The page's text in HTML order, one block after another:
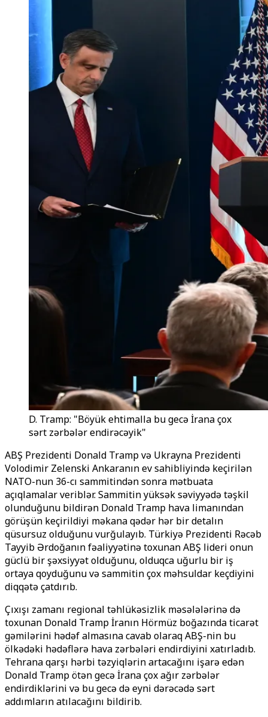
D. Tramp: "Böyük ehtimalla bu gecə İrana çox
sərt zərbələr endirəcəyik"
ABŞ Prezidenti Donald Tramp və Ukrayna Prezidenti
Volodimir Zelenski Ankaranın ev sahibliyində keçirilən
NATO-nun 36-cı sammitindən sonra mətbuata
açıqlamalar veriblər. Sammitin yüksək səviyyədə təşkil
olunduğunu bildirən Donald Tramp hava limanından
görüşün keçirildiyi məkana qədər hər bir detalın
qüsursuz olduğunu vurğulayıb. Türkiyə Prezidenti Rəcəb
Tayyib Ərdoğanın fəaliyyətinə toxunan ABŞ lideri onun
güclü bir şəxsiyyət olduğunu, olduqca uğurlu bir iş
ortaya qoyduğunu və sammitin çox məhsuldar keçdiyini
diqqətə çatdırıb.
Çıxışı zamanı regional təhlükəsizlik məsələlərinə də
toxunan Donald Tramp İranın Hörmüz boğazında ticarət
gəmilərini hədəf almasına cavab olaraq ABŞ-nin bu
ölkədəki hədəflərə hava zərbələri endirdiyini xatırladıb.
Tehrana qarşı hərbi təzyiqlərin artacağını işarə edən
Donald Tramp ötən gecə İrana çox ağır zərbələr
endirdiklərini və bu gecə də eyni dərəcədə sərt
addımların atılacağını bildirib.